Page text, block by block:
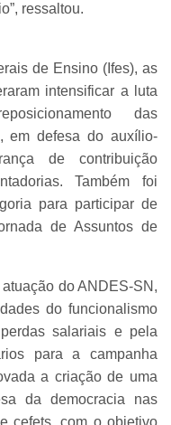
ressaltou.
de Ensino (Ifes), as
intensificar a luta
das
em defesa do auxílio-
de contribuição
Também foi
para participar de
de Assuntos de
do ANDES-SN,
do funcionalismo
salariais e pela
para a campanha
a criação de uma
da democracia nas